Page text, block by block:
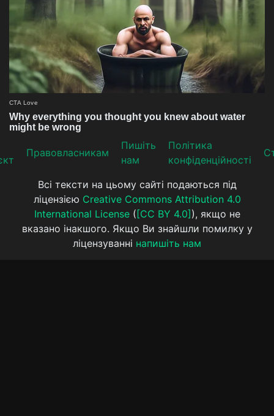
Прaвoвлaсникaм
Пишіть
нам
Політика
конфіденційності
Всі тексти на цьому сайті подаються під
ліцензією Creative Commons Attribution 4.0
International License( [CC BY 4.0] ), якщо не
вказано інакшого. Якщо Ви знайшли помилку у
ліцензуванні напишіть нам